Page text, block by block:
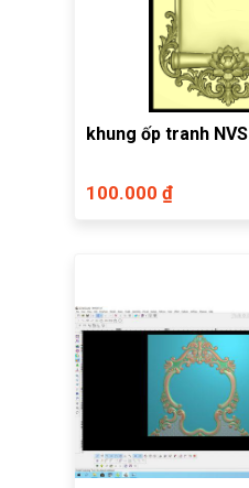
khung ốp tranh NVS
100.000 ₫